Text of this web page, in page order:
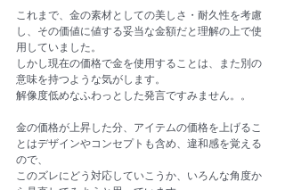
これまで、金の素材としての美しさ・耐久性を考慮
し、その価値に値する妥当な金額だと理解の上で使
用していました。
しかし現在の価格で金を使用することは、また別の
意味を持つような気がします。
解像度低めなふわっとした発言ですみません。。
金の価格が上昇した分、アイテムの価格を上げるこ
とはデザインやコンセプトも含め、違和感を覚える
ので、
このズレにどう対応していこうか、いろんな角度か